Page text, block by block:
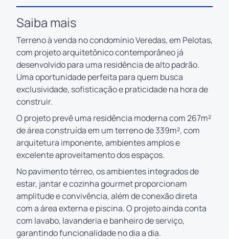
Saiba mais
Terreno à venda no condomínio Veredas, em Pelotas,
com projeto arquitetônico contemporâneo já
desenvolvido para uma residência de alto padrão.
Uma oportunidade perfeita para quem busca
exclusividade, sofisticação e praticidade na hora de
construir.
O projeto prevê uma residência moderna com 267m²
de área construída em um terreno de 339m², com
arquitetura imponente, ambientes amplos e
excelente aproveitamento dos espaços.
No pavimento térreo, os ambientes integrados de
estar, jantar e cozinha gourmet proporcionam
amplitude e convivência, além de conexão direta
com a área externa e piscina. O projeto ainda conta
com lavabo, lavanderia e banheiro de serviço,
garantindo funcionalidade no dia a dia.